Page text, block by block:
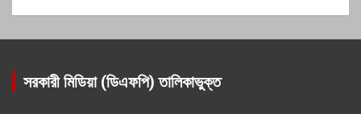
সরকারী মিডিয়া (ডিএফপি) তালিকাভুক্ত